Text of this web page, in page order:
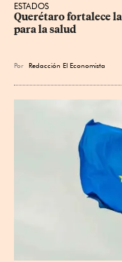
ESTADOS
Querétaro fortalece
para la salud
Por Redacción El Economista